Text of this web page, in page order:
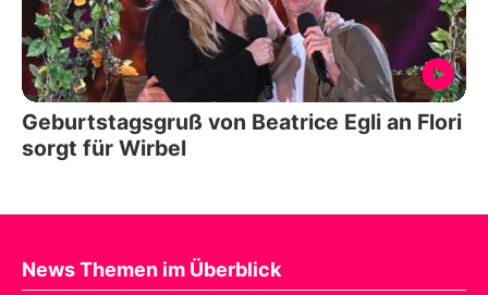
Geburtstagsgruß von Beatrice Egli an Flori
sorgt für Wirbel
News Themen im Überblick